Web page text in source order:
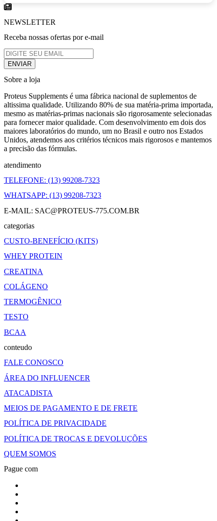
NEWSLETTER
Receba nossas ofertas por e-mail
Sobre a loja
Proteus Supplements é uma fábrica nacional de suplementos de
altissima qualidade. Utilizando 80% de sua matéria-prima importada,
mesmo as matérias-primas nacionais são rigorosamente selecionadas
para fornecer maior qualidade. Com desenvolvimento em dois dos
maiores laboratórios do mundo, um no Brasil e outro nos Estados
Unidos, atendemos aos critérios técnicos mais rigorosos e mantemos
a precisão das fórmulas.
atendimento
TELEFONE: (13) 99208-7323
WHATSAPP: (13) 99208-7323
E-MAIL: SAC@PROTEUS-775.COM.BR
categorias
CUSTO-BENEFÍCIO (KITS)
WHEY PROTEIN
CREATINA
COLÁGENO
TERMOGÊNICO
TESTO
BCAA
conteudo
FALE CONOSCO
ÁREA DO INFLUENCER
ATACADISTA
MEIOS DE PAGAMENTO E DE FRETE
POLÍTICA DE PRIVACIDADE
POLÍTICA DE TROCAS E DEVOLUÇÕES
QUEM SOMOS
Pague com